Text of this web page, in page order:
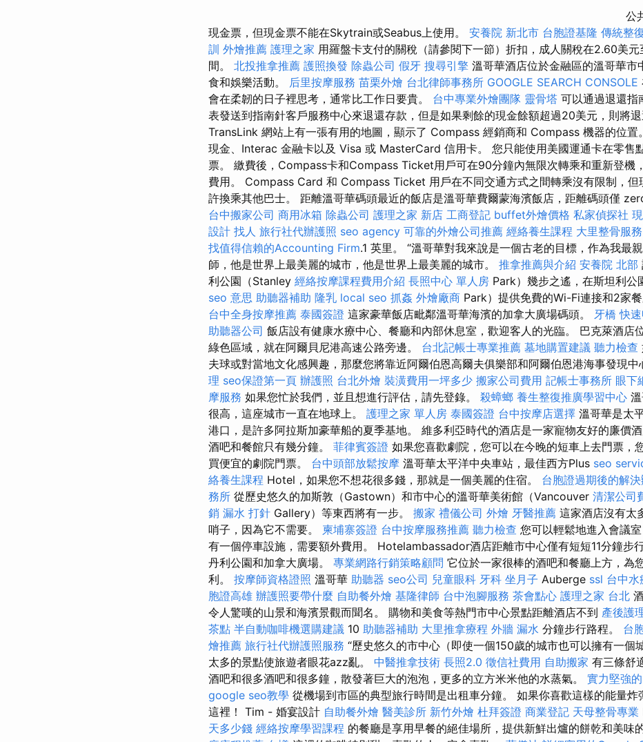
公
現金票，但現金票不能在Skytrain或Seabus上使用。 安養院 新北市 台胞證基隆 傳統整
訓 外燴推薦 護理之家 用羅盤卡支付的關稅（請參閱下一節）折扣，成人關稅在2.60美
間。 北投推拿推薦 護照換發 除蟲公司 假牙 搜尋引擎 溫哥華酒店位於金融區的溫哥華市
食和娛樂活動。 后里按摩服務 苗栗外燴 台北律師事務所 GOOGLE SEARCH CONSOLE
會在柔韌的日子裡思考，通常比工作日要貴。 台中專業外燴團隊 靈骨塔 可以通過退還指
表發送到指南針客戶服務中心來退還存款，但是如果剩餘的現金餘額超過20美元，則將退
TransLink 網站上有一張有用的地圖，顯示了 Compass 經銷商和 Compass 機器的位置
現金、Interac 金融卡以及 Visa 或 MasterCard 信用卡。 您只能使用美國運通卡在零售
票。 繳費後，Compass卡和Compass Ticket用戶可在90分鐘內無限次轉乘和重新登機
費用。 Compass Card 和 Compass Ticket 用戶在不同交通方式之間轉乘沒有限制，但
許換乘其他巴士。 距離溫哥華碼頭最近的飯店是溫哥華費爾蒙海濱飯店，距離碼頭僅
台中搬家公司 商用冰箱 除蟲公司 護理之家 新店 工商登記 buffet外燴價格 私家偵探社
設計 找人 旅行社代辦護照 seo agency 可靠的外燴公司推薦 經絡養生課程 大里整骨服務
找值得信賴的Accounting Firm.1 英里。 “溫哥華對我來說是一個古老的目標，作為我最
師，他是世界上最美麗的城市，他是世界上最美麗的城市。 推拿推薦與介紹 安養院 北部
利公園（Stanley 經絡按摩課程費用介紹 長照中心 單人房 Park）幾步之遙，在斯坦利公
seo 意思 助聽器補助 隆乳 local seo 抓姦 外燴廠商 Park）提供免費的Wi-Fi連接和2家餐
台中全身按摩推薦 泰國簽證 這家豪華飯店毗鄰溫哥華海濱的加拿大廣場碼頭。 牙橋 快
助聽器公司 飯店設有健康水療中心、餐廳和內部休息室，歡迎客人的光臨。 巴克萊酒店
綠色區域，就在阿爾貝尼港高速公路旁邊。 台北記帳士專業推薦 墓地購置建議 聽力檢查
夫球或對當地文化感興趣，那麼您將靠近阿爾伯恩高爾夫俱樂部和阿爾伯恩港海事發現中
理 seo保證第一頁 辦護照 台北外燴 裝潢費用一坪多少 搬家公司費用 記帳士事務所 眼下
摩服務 如果您忙於我們，並且想進行評估，請先登錄。 殺蟑螂 養生整復推廣學習中心
很高，這座城市一直在地球上。 護理之家 單人房 泰國簽證 台中按摩店選擇 溫哥華是太
港口，是許多阿拉斯加豪華船的夏季基地。 維多利亞時代的酒店是一家寵物友好的廉價
酒吧和餐館只有幾分鐘。 菲律賓簽證 如果您喜歡劇院，您可以在今晚的短車上去門票，
買便宜的劇院門票。 台中頭部放鬆按摩 溫哥華太平洋中央車站，最佳西方Plus seo
絡養生課程 Hotel，如果您不想花很多錢，那就是一個美麗的住宿。 台胞證過期後的解
務所 從歷史悠久的加斯敦（Gastown）和市中心的溫哥華美術館（Vancouver 清潔公司
銷 漏水 打針 Gallery）等東西將有一步。 搬家 禮儀公司 外燴 牙醫推薦 這家酒店沒有太
哨子，因為它不需要。 柬埔寨簽證 台中按摩服務推薦 聽力檢查 您可以輕鬆地進入會議
有一個停車設施，需要額外費用。 Hotelambassador酒店距離市中心僅有短短11分鐘步
丹利公園和加拿大廣場。 專業網路行銷策略顧問 它位於一家很棒的酒吧和餐廳上方，為
利。 按摩師資格證照 溫哥華 助聽器 seo公司 兒童眼科 牙科 坐月子 Auberge ssl 台中水
胞證高雄 辦護照要帶什麼 自助餐外燴 基隆律師 台中泡腳服務 茶會點心 護理之家 台北
令人驚嘆的山景和海濱景觀而聞名。 購物和美食等熱門市中心景點距離酒店不到 產後護
茶點 半自動咖啡機選購建議 10 助聽器補助 大里推拿療程 外牆 漏水 分鐘步行路程。 台
燴推薦 旅行社代辦護照服務 “歷史悠久的市中心（即使一個150歲的城市也可以擁有一個
太多的景點使旅遊者眼花azz亂。 中醫推拿技術 長照2.0 徵信社費用 自助搬家 有三條舒
酒吧和很多酒吧和很多鐘，散發著巨大的泡泡，更多的立方米米他的水蒸氣。 實力堅強
google seo教學 從機場到市區的典型旅行時間是出租車分鐘。 如果你喜歡這樣的能量炸
這裡！ Tim - 婚宴設計 自助餐外燴 醫美診所 新竹外燴 杜拜簽證 商業登記 天母整骨專業
天多少錢 經絡按摩學習課程 的餐廳是享用早餐的絕佳場所，提供新鮮出爐的餅乾和美味